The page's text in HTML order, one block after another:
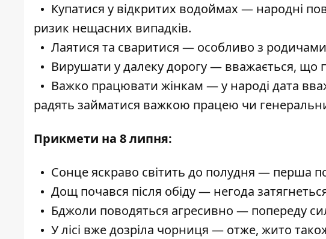
Купатися у відкритих водоймах — народні
ризик нещасних випадків.
Лаятися та сваритися — особливо з
Вирушати у далеку дорогу— вважається, що
Важко працювати жінкам — у народі дата
радять займатися важкою працею чи
Прикмети на 8 липня:
Сонце яскраво світить до полудня — перша
Дощ почався після обіду — негода
Бджоли поводяться агресивно — попереду
У лісі вже дозріла чорниця — отже, жито